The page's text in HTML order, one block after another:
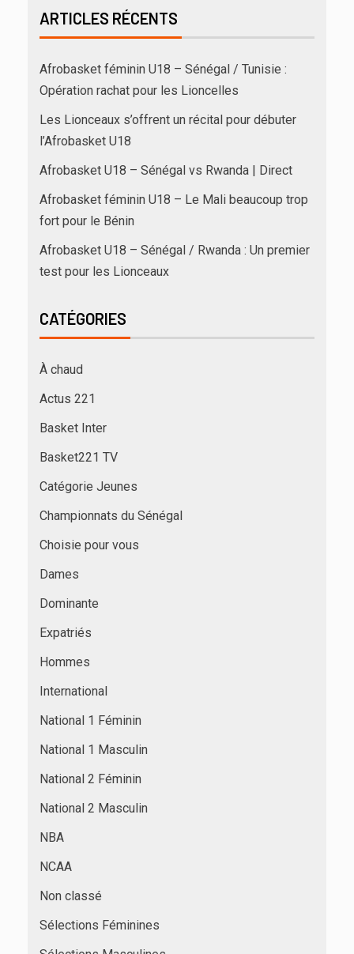
ARTICLES RÉCENTS
Afrobasket féminin U18 – Sénégal / Tunisie :
Opération rachat pour les Lioncelles
Les Lionceaux s’offrent un récital pour débuter
l’Afrobasket U18
Afrobasket U18 – Sénégal vs Rwanda | Direct
Afrobasket féminin U18 – Le Mali beaucoup trop
fort pour le Bénin
Afrobasket U18 – Sénégal / Rwanda : Un premier
test pour les Lionceaux
CATÉGORIES
À chaud
Actus 221
Basket Inter
Basket221 TV
Catégorie Jeunes
Championnats du Sénégal
Choisie pour vous
Dames
Dominante
Expatriés
Hommes
International
National 1 Féminin
National 1 Masculin
National 2 Féminin
National 2 Masculin
NBA
NCAA
Non classé
Sélections Féminines